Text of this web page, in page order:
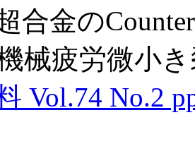
合金の
械疲労微小
Vol.74 No.2